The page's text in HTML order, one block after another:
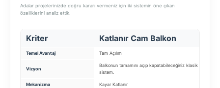
Adalar projelerinizde doğru kararı vermeniz için iki sistemin öne çıkan
özelliklerini analiz ettik.
Kriter Katlanır Cam Balkon
Temel Avantaj Tam Açılım
Vizyon
Balkonun tamamını açıp kapatabileceğiniz klasik
sistem.
Mekanizma Kayar Katlanır